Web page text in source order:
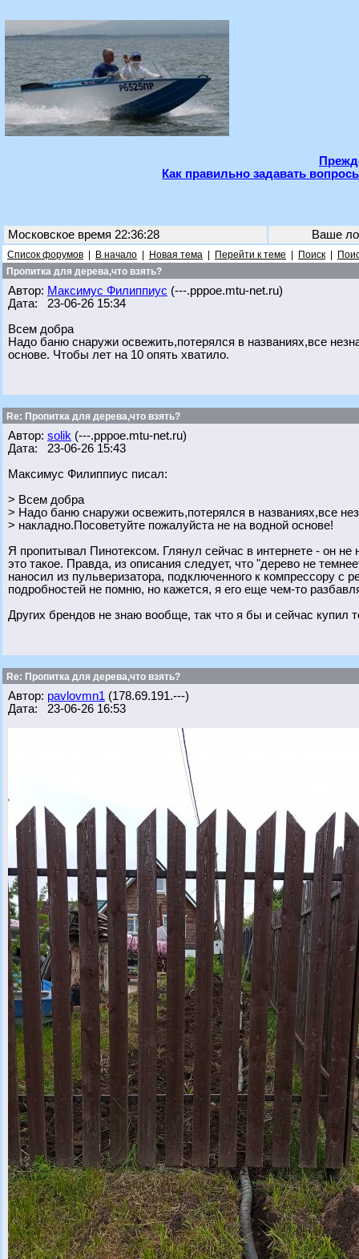
Как правильно задавать
Московское время 22:36:28 Ваше
Список форумов В начало Новая тема Перейти к теме Поиск
Пропитка для дерева,что взять?
Автор: Максимус Филиппиус (---.pppoe.mtu-net.ru)
Дата: 23-06-26 15:34
Всем добра
Надо баню снаружи освежить,потерялся в названиях,все
основе. Чтобы лет на 10 опять хватило.
Re: Пропитка для дерева,что взять?
Автор: solik (---.pppoe.mtu-net.ru)
Дата: 23-06-26 15:43
Максимус Филиппиус писал:
> Всем добра
> Надо баню снаружи освежить,потерялся в названиях,все
> накладно.Посоветуйте пожалуйста не на водной основе!
Я пропитывал Пинотексом. Глянул сейчас в интернете - он не
это такое. Правда, из описания следует, что "дерево не
наносил из пульверизатора, подключенного к компрессору с
подробностей не помню, но кажется, я его еще чем-то
Других брендов не знаю вообще, так что я бы и сейчас купил
Re: Пропитка для дерева,что взять?
Автор: pavlovmn1 (178.69.191.---)
Дата: 23-06-26 16:53